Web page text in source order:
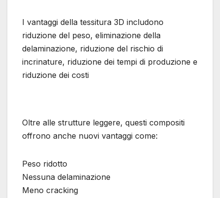
I vantaggi della tessitura 3D includono
riduzione del peso, eliminazione della
delaminazione, riduzione del rischio di
incrinature, riduzione dei tempi di produzione e
riduzione dei costi
Oltre alle strutture leggere, questi compositi
offrono anche nuovi vantaggi come:
Peso ridotto
Nessuna delaminazione
Meno cracking